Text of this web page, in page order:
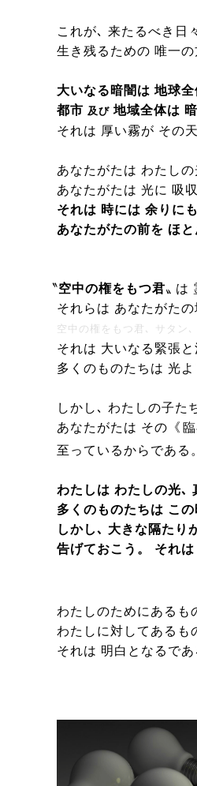
これが､ 来たるべき日
生き残るための 唯一の
大いなる暗闇は 地球全
都市 及び 地域全体は
それは 厚い霧が その
あなたがたは わたし
あなたがたは 光に 吸
それは 時には 余りに
あなたがたの前を ほ
〝空中の権をもつ君〟は
それらは あなたがた
空中の権をもつ君､ サタ
それは 大いなる緊張
多くのものたちは 光
しかし､ わたしの子た
あなたがたは その《
至っているからである。
わたしは わたしの光､
多くのものたちは こ
しかし､ 大きな隔たり
告げておこう。 それは
わたしのためにあるも
わたしに対してあるも
それは 明白となるであ